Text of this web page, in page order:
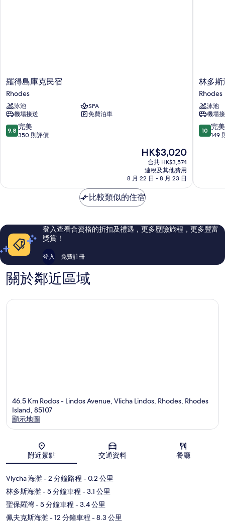
羅
得
島
庫
克
民
宿
羅得島庫克民宿
Rhodes
泳池
SPA
機場接送
免費泊車
9.8
分
完
評
價
篇
評
9.8 完美
350 則評價
現
HK$3,020
HK$3,020
合共 HK$3,574
連稅及其他費用
8 月 22 日 - 8 月 23 日
林
多
斯
海
陸
酒
店
林多斯
Rhodes
泳池
機場
10.0
分
完
評
價
10 完美
149
比較類似的住宿
登入查看合資格的折扣及禮遇，更多歷險旅程，更多豐富
獎賞！
登入 免費註冊
關於鄰近區域
46.5 Km Rodos - Lindos Avenue, Vlicha Lindos, Rhodes, Rhodes
Island, 85107
顯示地圖
附近景點 交通資料 餐廳
Vlycha 海灘- 2 分鐘路程 - 0.2 公里
林多斯海灘- 5 分鐘車程 - 3.1 公里
聖保羅灣- 5 分鐘車程 - 3.4 公里
佩夫克斯海灘- 12 分鐘車程 - 8.3 公里